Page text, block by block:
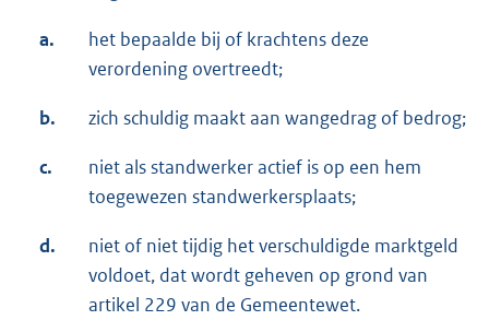
a.
het bepaalde bij of krachtens deze
verordening overtreedt;
b. zich schuldig maakt aan wangedrag of bedrog;
c.
niet als standwerker actief is op een hem
toegewezen standwerkersplaats;
d.
niet of niet tijdig het verschuldigde marktgeld
voldoet, dat wordt geheven op grond van
artikel 229 van de Gemeentewet.